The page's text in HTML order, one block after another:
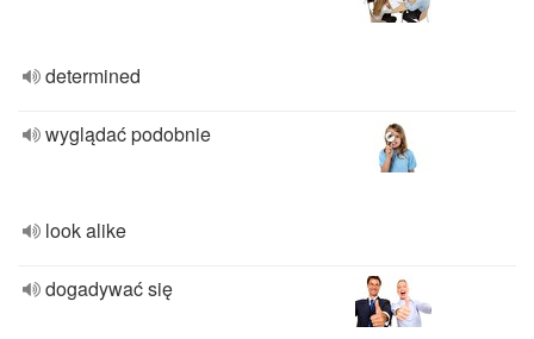
determined
wyglądać podobnie
look alike
dogadywać się